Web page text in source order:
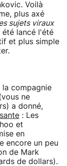
Voilà
plus axé
sujets viraux
lancé l'été
et plus simple
compagnie
ne
a donné,
: Les
et
en
encore un peu
de Mark
de dollars).